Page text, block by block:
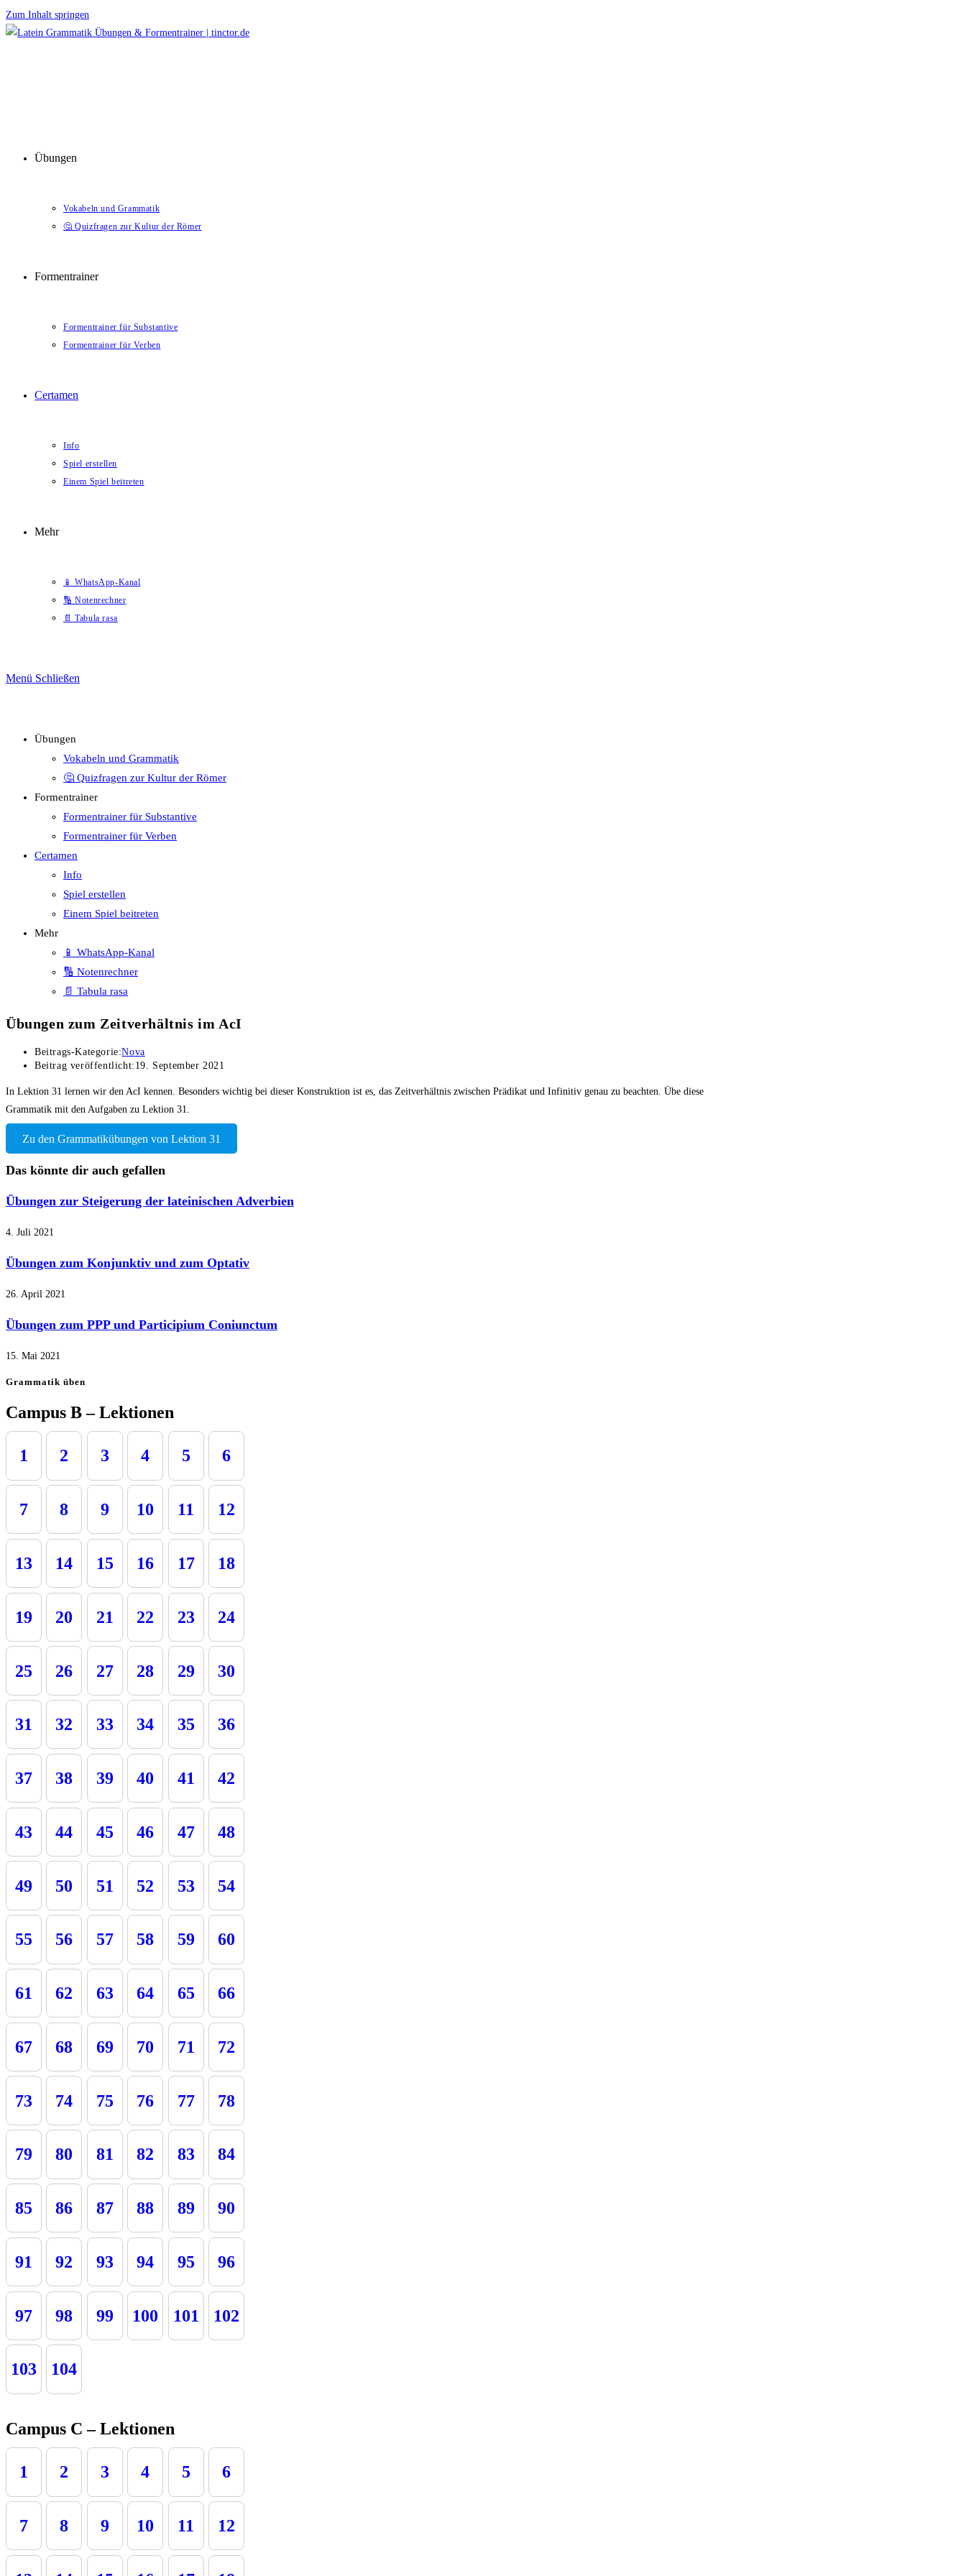
Zum Inhalt springen
Übungen
Vokabeln und Grammatik
🤔 Quizfragen zur Kultur der Römer
Formentrainer
Formentrainer für Substantive
Formentrainer für Verben
Certamen
Info
Spiel erstellen
Einem Spiel beitreten
Mehr
📱 WhatsApp-Kanal
🔢 Notenrechner
📄 Tabula rasa
Menü Schließen
Übungen
Vokabeln und Grammatik
🤔 Quizfragen zur Kultur der Römer
Formentrainer
Formentrainer für Substantive
Formentrainer für Verben
Certamen
Info
Spiel erstellen
Einem Spiel beitreten
Mehr
📱 WhatsApp-Kanal
🔢 Notenrechner
📄 Tabula rasa
Übungen zum Zeitverhältnis im AcI
Beitrags-Kategorie:Nova
Beitrag veröffentlicht: 19. September 2021
In Lektion 31 lernen wir den AcI kennen. Besonders wichtig bei dieser Konstruktion ist es, das Zeitverhältnis zwischen Prädikat und Infinitiv genau zu beachten. Übe diese
Grammatik mit den Aufgaben zu Lektion 31.
Zu den Grammatikübungen von Lektion 31
Das könnte dir auch gefallen
Übungen zur Steigerung der lateinischen Adverbien
4. Juli 2021
Übungen zum Konjunktiv und zum Optativ
26. April 2021
Übungen zum PPP und Participium Coniunctum
15. Mai 2021
Grammatik üben
Campus B – Lektionen
1 2 3 4 5 6
7 8 9 10 11 12
13 14 15 16 17 18
19 20 21 22 23 24
25 26 27 28 29 30
31 32 33 34 35 36
37 38 39 40 41 42
43 44 45 46 47 48
49 50 51 52 53 54
55 56 57 58 59 60
61 62 63 64 65 66
67 68 69 70 71 72
73 74 75 76 77 78
79 80 81 82 83 84
85 86 87 88 89 90
91 92 93 94 95 96
97 98 99 100 101 102
103 104
Campus C – Lektionen
1 2 3 4 5 6
7 8 9 10 11 12